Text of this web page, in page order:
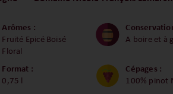
Arômes :
Fruité Epicé Boisé
Floral
A boire et à
Format :
0,75 l
Cépages :
100% pinot